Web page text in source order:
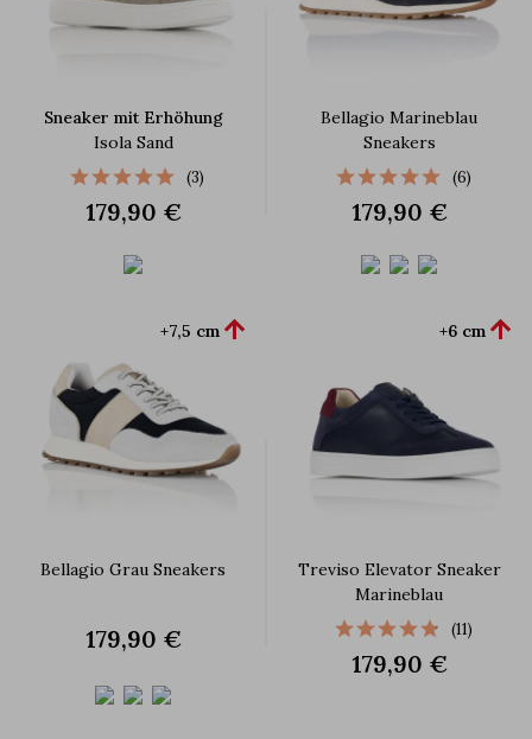
Sneaker mit Erhöhung
Isola Sand
(3)
179,90 €
Bellagio Marineblau
Sneakers
(6)
179,90 €
Bellagio Grau Sneakers
+7,5 cm 
179,90 €
Treviso Elevator Sneaker
Marineblau
+6 cm 
(11)
179,90 €